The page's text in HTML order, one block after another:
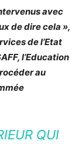
avec
de dire cela »,
de l’Etat
l’Education
au
QUI